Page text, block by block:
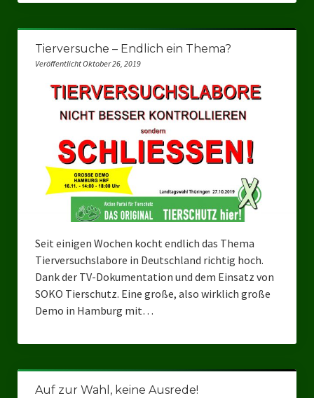
Landtagswahl Berlin 2021/23
Landtagswahl Mecklenburg – Vorpommern 2021
Landtagswahl Sachsen-Anhalt 2021
Kommunalwahl Nordrhein-Westfalen 2020
Bürgerschaftswahl Hamburg 2020
Landtagswahl Thüringen 2019
Europawahl 2019
Landtagswahl Nordrhein-Westfalen 2017
Impressum
Tierversuche – Endlich ein Thema?
Veröffentlicht Oktober 26, 2019
Seit einigen Wochen kocht endlich das Thema
Tierversuchslabore in Deutschland richtig hoch.
Dank der TV-Dokumentation und dem Einsatz von
SOKO Tierschutz. Eine große, also wirklich große
Demo in Hamburg mit…
Auf zur Wahl, keine Ausrede!